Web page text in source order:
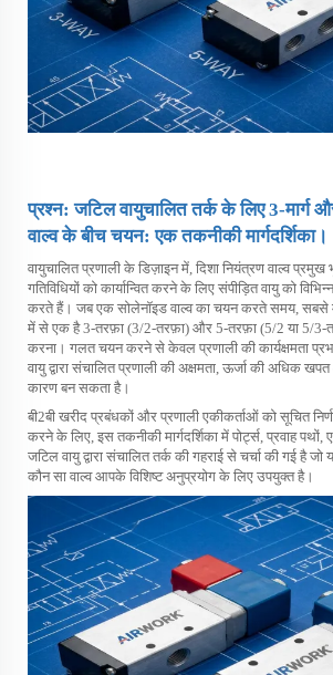
प्रश्न: जटिल वायुचालित तर्क के लिए 3-मार्ग
वाल्व के बीच चयन: एक तकनीकी मार्गदर्शिका।
वायुचालित प्रणाली के डिज़ाइन में, दिशा नियंत्रण वाल्व
गतिविधियों को कार्यान्वित करने के लिए संपीड़ित वायु को
करते हैं। जब एक सोलेनॉइड वाल्व का चयन करते समय, सबसे
में से एक है 3-तरफ़ा (3/2-तरफ़ा) और 5-तरफ़ा (5/2 या 5/3-
करना। गलत चयन करने से केवल प्रणाली की कार्यक्षमता
वायु द्वारा संचालित प्रणाली की अक्षमता, ऊर्जा की अधिक
कारण बन सकता है।
बी2बी खरीद प्रबंधकों और प्रणाली एकीकर्ताओं को सूचित
करने के लिए, इस तकनीकी मार्गदर्शिका में पोर्ट्स, प्रवाह
जटिल वायु द्वारा संचालित तर्क की गहराई से चर्चा की गई है जो
कौन सा वाल्व आपके विशिष्ट अनुप्रयोग के लिए उपयुक्त है।